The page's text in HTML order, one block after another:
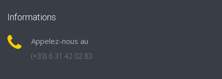
Informations
Appelez-nous au
(+33) 6 31 42 02 83